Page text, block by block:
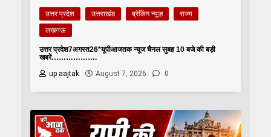
उत्तर प्रदेश उत्तराखंड ब्रेकिंग न्यूज़
राज्य
लखनऊ
उत्तर प्रदेश7अगस्त26*यूपीआजतक न्यूज चैनल सुबह 10 बजे की बड़ी
खबरें……………….
up aajtak
August 7, 2026 0